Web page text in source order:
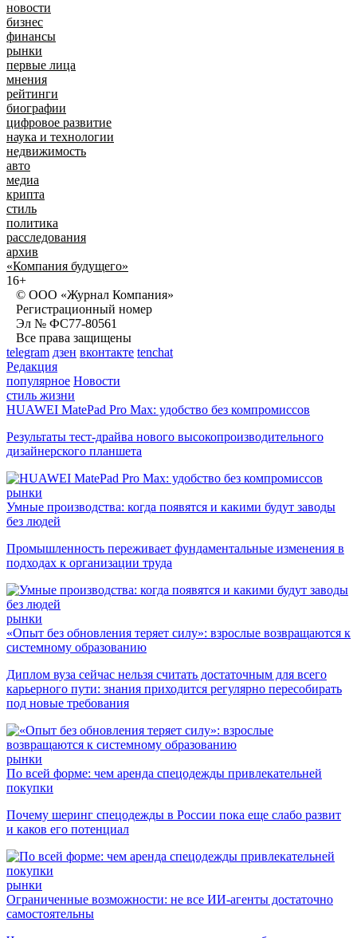
новости
бизнес
финансы
рынки
первые лица
мнения
рейтинги
биографии
цифровое развитие
наука и технологии
недвижимость
авто
медиа
крипта
стиль
политика
расследования
архив
«Компания будущего»
16+
© ООО «Журнал Компания»
Регистрационный номер
Эл № ФС77-80561
Все права защищены
telegram дзен вконтакте tenchat
Редакция
популярное Новости
стиль жизни
HUAWEI MatePad Pro Max: удобство без компромиссов
Результаты тест-драйва нового высокопроизводительного
дизайнерского планшета
рынки
Умные производства: когда появятся и какими будут заводы
без людей
Промышленность переживает фундаментальные изменения в
подходах к организации труда
рынки
«Опыт без обновления теряет силу»: взрослые возвращаются к
системному образованию
Диплом вуза сейчас нельзя считать достаточным для всего
карьерного пути: знания приходится регулярно пересобирать
под новые требования
рынки
По всей форме: чем аренда спецодежды привлекательней
покупки
Почему шеринг спецодежды в России пока еще слабо развит
и каков его потенциал
рынки
Ограниченные возможности: не все ИИ-агенты достаточно
самостоятельны